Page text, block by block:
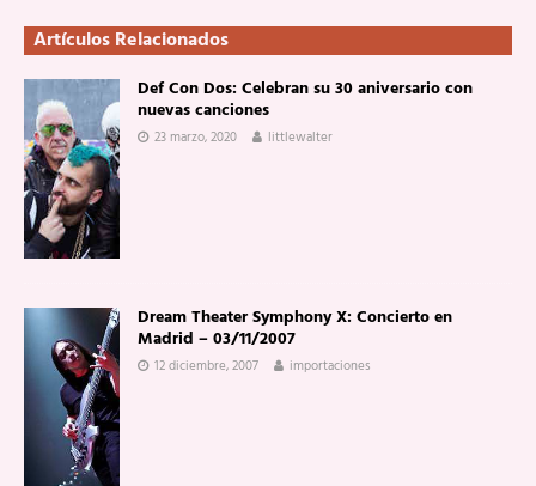
Artículos Relacionados
Def Con Dos: Celebran su 30 aniversario con
nuevas canciones
23 marzo, 2020 littlewalter
Dream Theater Symphony X: Concierto en
Madrid – 03/11/2007
12 diciembre, 2007 importaciones